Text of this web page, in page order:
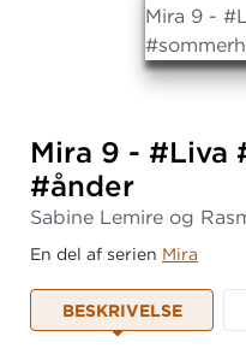
Mira 9 - #Liva
#ånder
Sabine Lemire og
En del af serien Mira
BESKRIVELSE